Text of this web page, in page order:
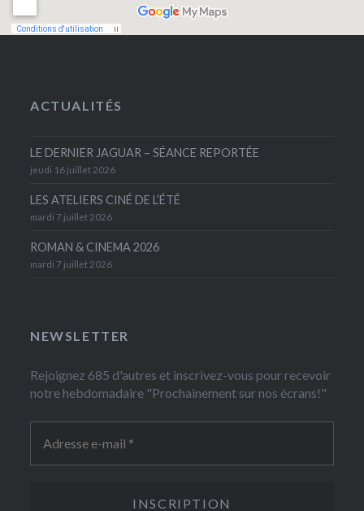
ACTUALITÉS
LE DERNIER JAGUAR – SÉANCE REPORTÉE
jeudi 16 juillet 2026
LES ATELIERS CINÉ DE L’ÉTÉ
mardi 7 juillet 2026
ROMAN & CINEMA 2026
mardi 7 juillet 2026
NEWSLETTER
Rejoignez 685 d'autres et inscrivez-vous pour recevoir
notre hebdomadaire "Prochainement sur nos écrans!"